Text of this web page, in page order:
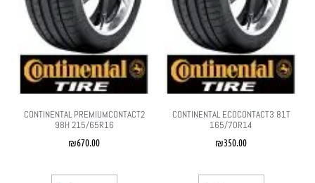
CONTINENTAL ECOCONTACT3 81T
165/70R14
₪350.00
CONTINENTAL PREMIUMCONTACT2
98H 215/65R16
₪670.00